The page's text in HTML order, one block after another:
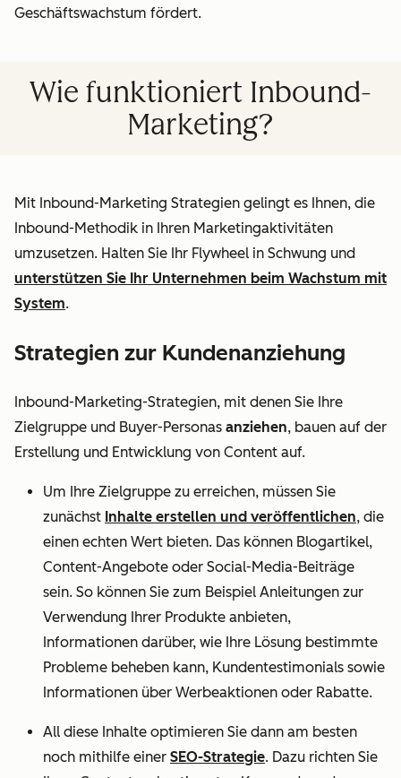
Geschäftswachstum fördert.
Wie funktioniert Inbound-
Marketing?
Mit Inbound-Marketing Strategien gelingt es Ihnen, die
Inbound-Methodik in Ihren Marketingaktivitäten
umzusetzen. Halten Sie Ihr Flywheel in Schwung und
unterstützen Sie Ihr Unternehmen beim Wachstum mit
System.
Strategien zur Kundenanziehung
Inbound-Marketing-Strategien, mit denen Sie Ihre
Zielgruppe und Buyer-Personas anziehen, bauen auf der
Erstellung und Entwicklung von Content auf.
Um Ihre Zielgruppe zu erreichen, müssen Sie
zunächst Inhalte erstellen und veröffentlichen, die
einen echten Wert bieten. Das können Blogartikel,
Content-Angebote oder Social-Media-Beiträge
sein. So können Sie zum Beispiel Anleitungen zur
Verwendung Ihrer Produkte anbieten,
Informationen darüber, wie Ihre Lösung bestimmte
Probleme beheben kann, Kundentestimonials sowie
Informationen über Werbeaktionen oder Rabatte.
All diese Inhalte optimieren Sie dann am besten
noch mithilfe einer SEO-Strategie. Dazu richten Sie